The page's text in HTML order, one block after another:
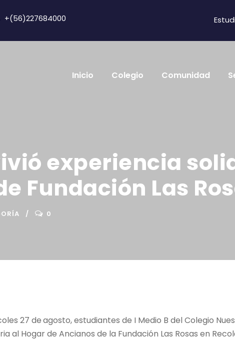
+(56)227684000
Inicio Colegio Comunidad
experiencia
Fundación Las
0
27 deagosto, estudiantes de I Medio B del Colegio
al Hogar de Ancianos de la Fundación Las Rosas en